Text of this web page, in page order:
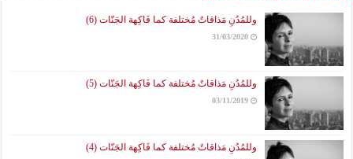
وللمُدُنِ مَذاقاتٌ مُختلفة كما فَاكِهة الجَنّات (6)
31/03/2020
وللمُدُنِ مَذاقاتٌ مُختلفة كما فَاكِهة الجَنّات (5)
03/11/2019
وللمُدُنِ مَذاقاتٌ مُختلفة كما فَاكِهة الجَنّات (4)